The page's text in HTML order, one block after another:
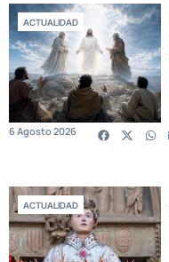
ACTUALIDAD
6 Agosto 2026
ACTUALIDAD